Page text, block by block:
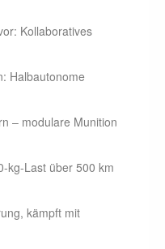
Kollaboratives
Halbautonome
– modulare Munition
kg-Last über 500 km
kämpft mit